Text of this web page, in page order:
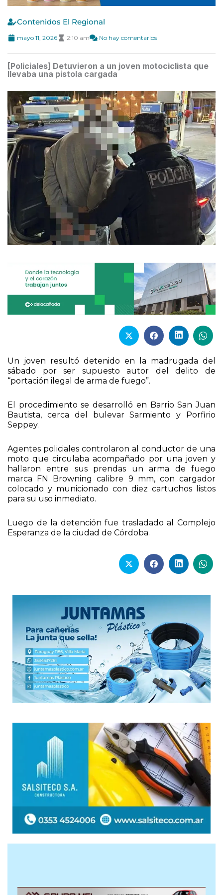
Contenidos El Regional
mayo 11, 2026 2:10 am No hay comentarios
[Policiales] Detuvieron a un joven motociclista que
llevaba una pistola cargada
Un joven resultó detenido en la madrugada del
sábado por ser supuesto autor del delito de
“portación ilegal de arma de fuego”.
El procedimiento se desarrolló en Barrio San Juan
Bautista, cerca del bulevar Sarmiento y Porfirio
Seppey.
Agentes policiales controlaron al conductor de una
moto que circulaba acompañado por una joven y
hallaron entre sus prendas un arma de fuego
marca FN Browning calibre 9 mm, con cargador
colocado y municionado con diez cartuchos listos
para su uso inmediato.
Luego de la detención fue trasladado al Complejo
Esperanza de la ciudad de Córdoba.